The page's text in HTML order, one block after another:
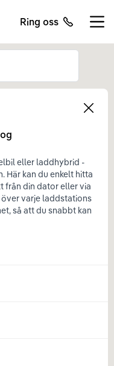
Ring oss
Left
eller laddhybrid -
Här kan du enkelt hitta
från din dator eller via
varje laddstations
så att du snabbt kan